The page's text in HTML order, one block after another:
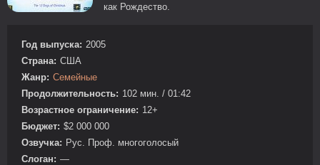
как Рождество.
Год выпуска: 2005
Страна: США
Жанр: Семейные
Продолжительность: 102 мин. / 01:42
Возрастное ограничение: 12+
Бюджет: $2 000 000
Озвучка: Рус. Проф. многоголосый
Слоган: —